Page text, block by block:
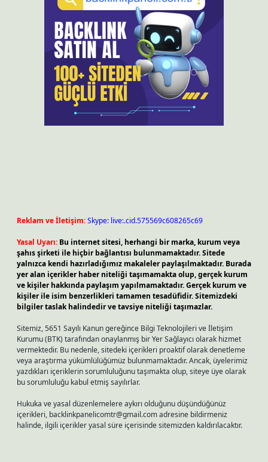
Reklam ve İletişim:Skype: live:.cid.575569c608265c69
Yasal Uyarı: Bu internet sitesi, herhangi bir marka, kurum veya
şahıs şirketi ile hiçbir bağlantısı bulunmamaktadır. Sitede
yalnızca kendi hazırladığımız makaleler paylaşılmaktadır. Burada
yer alan içerikler haber niteliği taşımamakta olup, gerçek kurum
ve kişiler hakkında paylaşım yapılmamaktadır. Gerçek kurum ve
kişiler ile isim benzerlikleri tamamen tesadüfidir. Sitemizdeki
bilgiler taslak halindedir ve tavsiye niteliği taşımazlar.
Sitemiz, 5651 Sayılı Kanun gereğince Bilgi Teknolojileri ve İletişim
Kurumu (BTK) tarafından onaylanmış bir Yer Sağlayıcı olarak hizmet
vermektedir. Bu nedenle, sitedeki içerikleri proaktif olarak denetleme
veya araştırma yükümlülüğümüz bulunmamaktadır. Ancak, üyelerimiz
yazdıkları içeriklerin sorumluluğunu taşımakta olup, siteye üye olarak
bu sorumluluğu kabul etmiş sayılırlar.
Hukuka ve yasal düzenlemelere aykırı olduğunu düşündüğünüz
içerikleri, backlinkpanelicomtr@gmail.comadresine bildirmeniz
halinde, ilgili içerikler yasal süre içerisinde sitemizden kaldırılacaktır.